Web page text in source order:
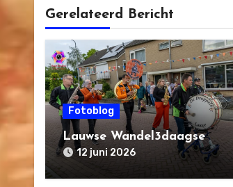
Gerelateerd Bericht
Fotoblog
Lauwse Wandel3daagse
12 juni 2026